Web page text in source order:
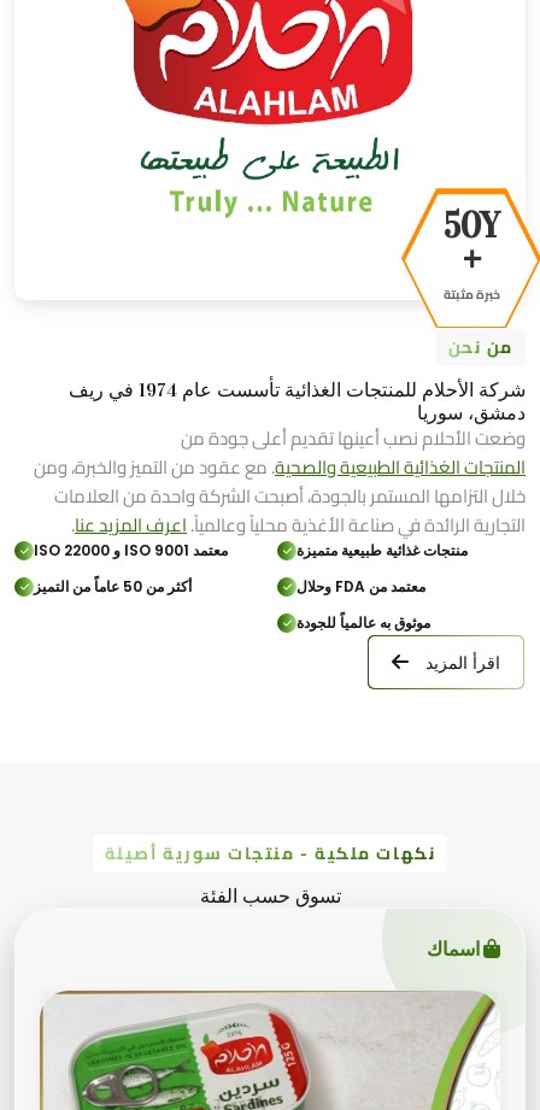
50Y
+
خبرة مثبتة
من نحن
شركة الأحلام للمنتجات الغذائية تأسست عام 1974 في ريف
دمشق، سوريا
وضعت الأحلام نصب أعينها تقديم أعلى جودة من
المنتجات الغذائية الطبيعية والصحية. مع عقود من التميز والخبرة، ومن
خلال التزامها المستمر بالجودة، أصبحت الشركة واحدة من العلامات
التجارية الرائدة في صناعة الأغذية محلياً وعالمياً.اعرف المزيد عنا.
منتجات غذائية طبيعية متميزة
معتمد ISO 9001 و ISO 22000
معتمد من FDA وحلال
أكثر من 50 عاماً من التميز
موثوق به عالمياً للجودة
اقرأ المزيد
نكهات ملكية - منتجات سورية أصيلة
تسوق حسب الفئة
اسماك